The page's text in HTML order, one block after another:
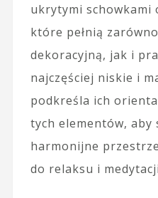
ukrytymi schowkami
które pełnią
dekoracyjną, jak i
najczęściej niskie i
podkreśla ich
tych elementów,
harmonijne
do relaksu i